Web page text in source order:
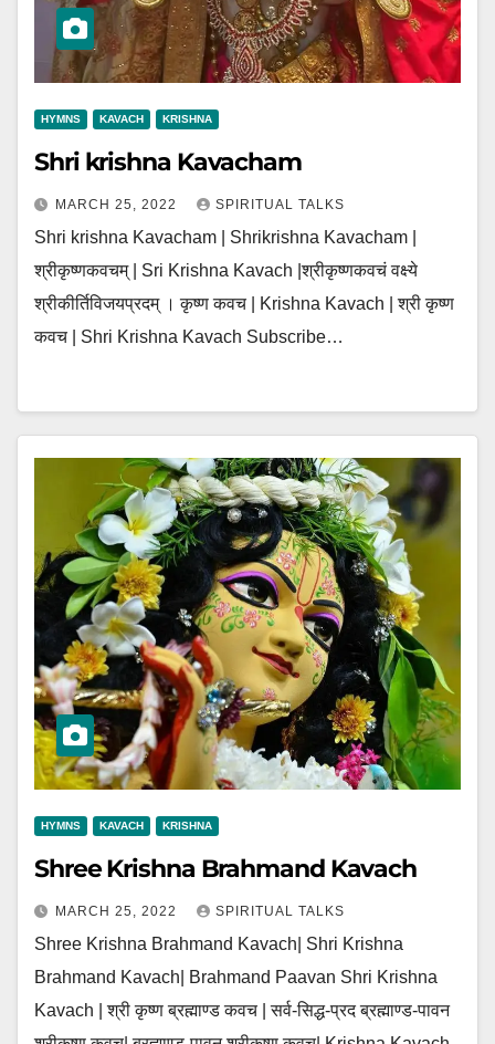
HYMNS KAVACH KRISHNA
Shri krishna Kavacham
MARCH 25, 2022 SPIRITUAL TALKS
Shri krishna Kavacham | Shrikrishna Kavacham |
श्रीकृष्णकवचम् | Sri Krishna Kavach |श्रीकृष्णकवचं वक्ष्ये
श्रीकीर्तिविजयप्रदम् । कृष्ण कवच | Krishna Kavach | श्री कृष्ण
कवच | Shri Krishna Kavach Subscribe…
HYMNS KAVACH KRISHNA
Shree Krishna Brahmand Kavach
MARCH 25, 2022 SPIRITUAL TALKS
Shree Krishna Brahmand Kavach| Shri Krishna
Brahmand Kavach| Brahmand Paavan Shri Krishna
Kavach | श्री कृष्ण ब्रह्माण्ड कवच | सर्व-सिद्ध-प्रद ब्रह्माण्ड-पावन